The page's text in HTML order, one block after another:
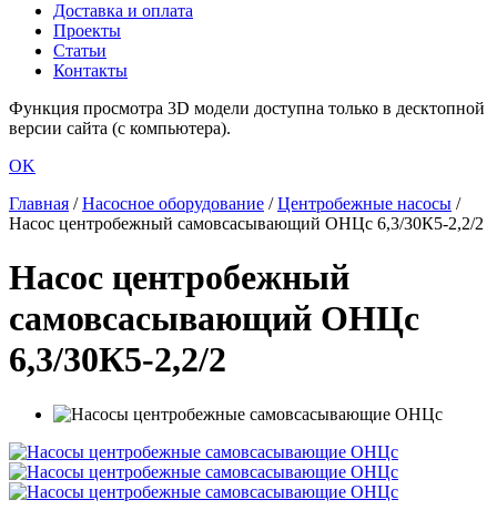
Доставка и оплата
Проекты
Статьи
Контакты
Функция просмотра 3D модели доступна только в десктопной
версии сайта (с компьютера).
OK
Главная /Насосное оборудование /Центробежные насосы /
Насос центробежный самовсасывающий ОНЦс 6,3/30К5-2,2/2
Насос центробежный
самовсасывающий ОНЦс
6,3/30К5-2,2/2